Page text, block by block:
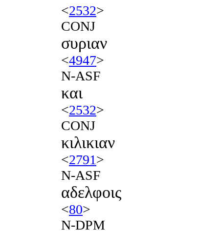
<2532>
CONJ
συριαν
<4947>
N-ASF
και
<2532>
CONJ
κιλικιαν
<2791>
N-ASF
αδελφοις
<80>
N-DPM